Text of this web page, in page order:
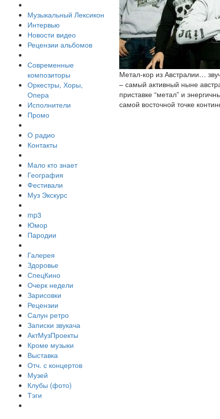
Музыкальный Лексикон
Интервью
Новости видео
Рецензии альбомов
Современные
композиторы
Оркестры, Хоры,
Опера
Исполнители
Промо
О радио
Контакты
Мало кто знает
География
Фестивали
Муз Экскурс
mp3
Юмор
Пародии
Галерея
Здоровье
СпецКино
Очерк недели
Зарисовки
Рецензии
Салун ретро
Записки звукача
АктМузПроекты
Кроме музыки
Выставка
Отч. с концертов
Музей
Клубы (фото)
Тэги
Метал-кор из Австралии…
– самый активный ныне
приставке “метал” и
самой восточной точке